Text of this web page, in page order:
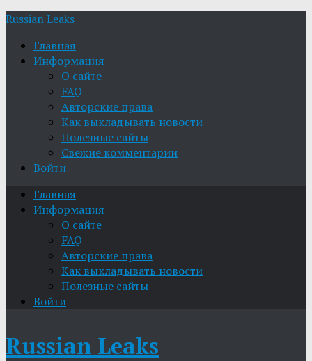
Russian Leaks
Главная
Информация
О сайте
FAQ
Авторские права
Как выкладывать новости
Полезные сайты
Свежие комментарии
Войти
Главная
Информация
О сайте
FAQ
Авторские права
Как выкладывать новости
Полезные сайты
Войти
Russian Leaks